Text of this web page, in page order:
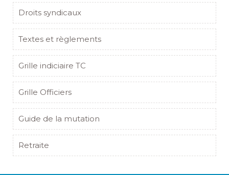
Droits syndicaux
Textes et règlements
Grille indiciaire TC
Grille Officiers
Guide de la mutation
Retraite